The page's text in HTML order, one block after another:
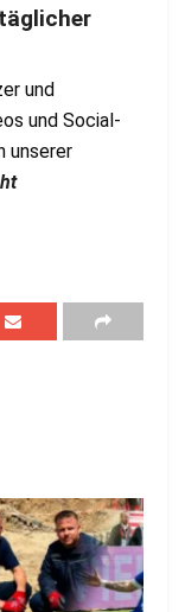
und
und Social-
unserer